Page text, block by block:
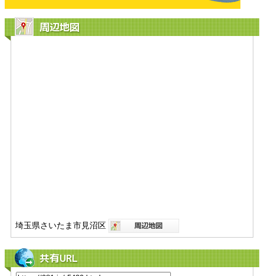
周辺地図
埼玉県さいたま市見沼区
共有URL